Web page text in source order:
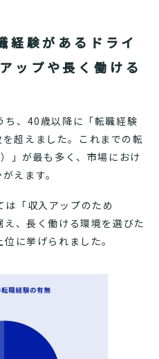
験があるドライ
ップや長く働ける
、40歳以降に「転職経験
超えました。これまでの転
」が最も多く、市場におけ
えます。
「収入アップのため
え、長く働ける環境を選びた
に挙げられました。